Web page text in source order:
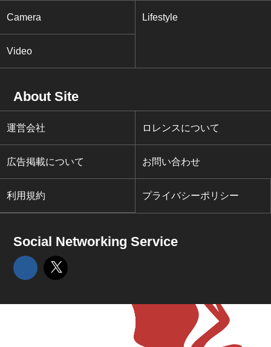
Camera Lifestyle
Video
About Site
運営会社 ロレンスについて
広告掲載について お問い合わせ
利用規約 プライバシーポリシー
Social Networking Service